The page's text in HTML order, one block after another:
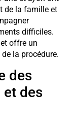
de la famille et
difficiles.
offre un
la procédure.
des
des